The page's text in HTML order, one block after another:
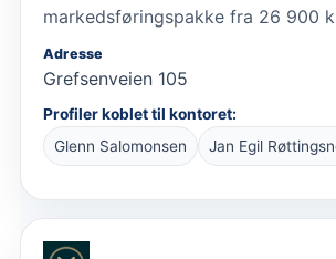
markedsføringspakke fra 26 900
Adresse
Grefsenveien 105
Profiler koblet til kontoret:
Glenn Salomonsen
Jan Egil